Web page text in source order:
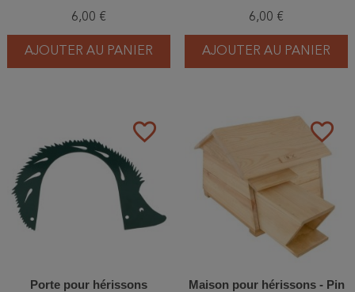
6,00 €
AJOUTER AU PANIER
6,00 €
AJOUTER AU PANIER
favorite_border
Porte pour hérissons
favorite_border
Maison pour hérissons - Pin